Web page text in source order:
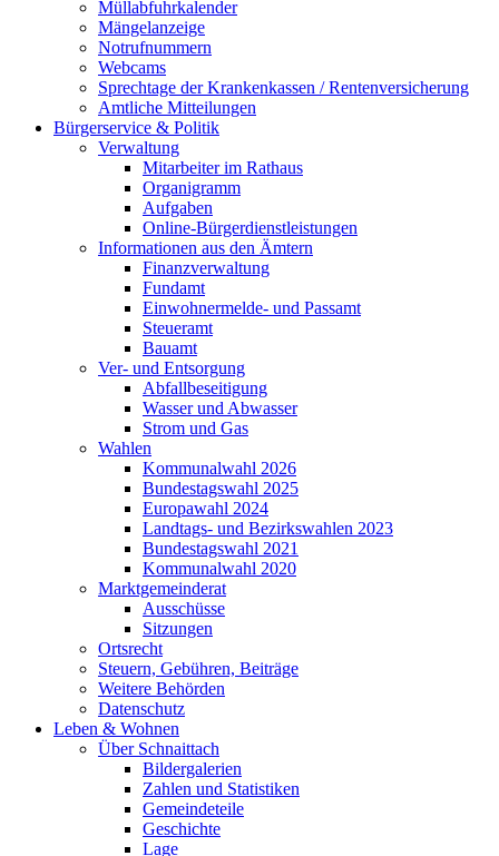
Müllabfuhrkalender
Mängelanzeige
Notrufnummern
Webcams
Sprechtage der Krankenkassen / Rentenversicherung
Amtliche Mitteilungen
Bürgerservice & Politik
Verwaltung
Mitarbeiter im Rathaus
Organigramm
Aufgaben
Online-Bürgerdienstleistungen
Informationen aus den Ämtern
Finanzverwaltung
Fundamt
Einwohnermelde- und Passamt
Steueramt
Bauamt
Ver- und Entsorgung
Abfallbeseitigung
Wasser und Abwasser
Strom und Gas
Wahlen
Kommunalwahl 2026
Bundestagswahl 2025
Europawahl 2024
Landtags- und Bezirkswahlen 2023
Bundestagswahl 2021
Kommunalwahl 2020
Marktgemeinderat
Ausschüsse
Sitzungen
Ortsrecht
Steuern, Gebühren, Beiträge
Weitere Behörden
Datenschutz
Leben & Wohnen
Über Schnaittach
Bildergalerien
Zahlen und Statistiken
Gemeindeteile
Geschichte
Lage